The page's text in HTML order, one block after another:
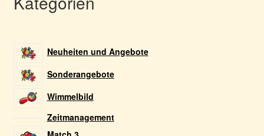
Neuheiten und Angebote
Sonderangebote
Wimmelbild
Zeitmanagement